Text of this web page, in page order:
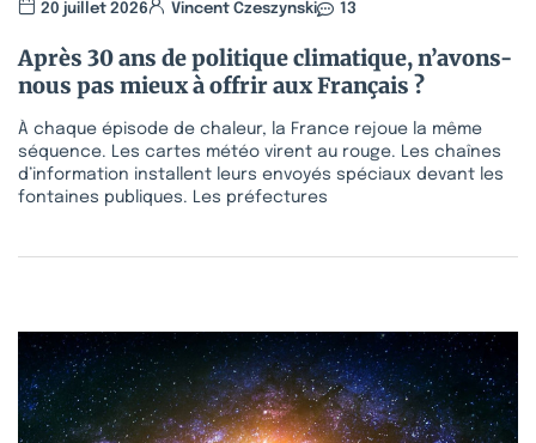
20 juillet 2026 Vincent Czeszynski 13
Après 30 ans de politique climatique, n’avons-
nous pas mieux à offrir aux Français ?
À chaque épisode de chaleur, la France rejoue la même
séquence. Les cartes météo virent au rouge. Les chaînes
d’information installent leurs envoyés spéciaux devant les
fontaines publiques. Les préfectures